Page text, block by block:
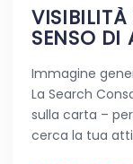
SENSO DI
Immagine
La Search
sulla carta –
cerca la tua